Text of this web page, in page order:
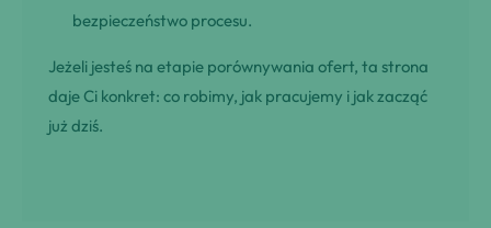
bezpieczeństwo procesu.
Jeżeli jesteś na etapie porównywania ofert, ta strona
daje Ci konkret: co robimy, jak pracujemy i jak zacząć
już dziś.